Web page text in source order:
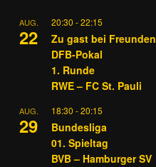
AUG.
22
20:30 -22:15
Zu gast bei Freunden
DFB-Pokal
1. Runde
RWE – FC St. Pauli
AUG.
29
18:30 -20:15
Bundesliga
01. Spieltag
BVB – Hamburger SV